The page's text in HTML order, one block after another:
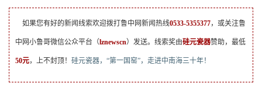
如果您有好的新闻线索欢迎拨打鲁中网新闻热线0533-5355377，或关注鲁
中网小鲁哥微信公众平台（lznewscn）发送。线索奖由硅元瓷器赞助，最低
50元，上不封顶！ 硅元瓷器，“第一国窑”，走进中南海三十年！